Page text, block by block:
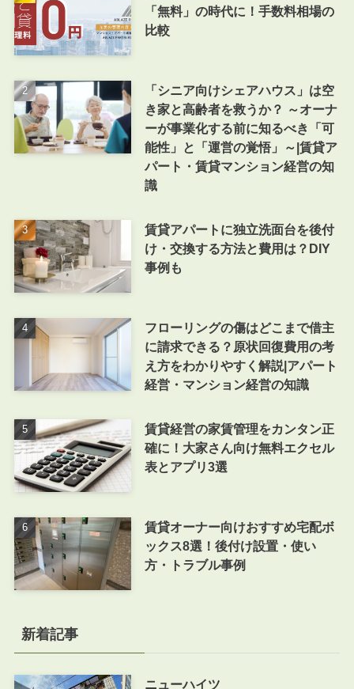
「無料」の時代に！手数料相場の
比較
「シニア向けシェアハウス」は空
き家と高齢者を救うか？ ～オーナ
ーが事業化する前に知るべき「可
能性」と「運営の覚悟」～|賃貸ア
パート・賃貸マンション経営の知
識
賃貸アパートに独立洗面台を後付
け・交換する方法と費用は？DIY
事例も
フローリングの傷はどこまで借主
に請求できる？原状回復費用の考
え方をわかりやすく解説|アパート
経営・マンション経営の知識
賃貸経営の家賃管理をカンタン正
確に！大家さん向け無料エクセル
表とアプリ3選
賃貸オーナー向けおすすめ宅配ボ
ックス8選！後付け設置・使い
方・トラブル事例
新着記事
ニューハイツ